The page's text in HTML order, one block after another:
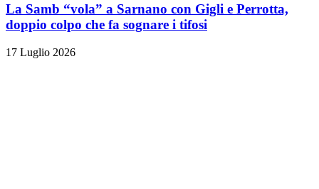
La Samb “vola” a Sarnano con Gigli e Perrotta,
doppio colpo che fa sognare i tifosi
17 Luglio 2026